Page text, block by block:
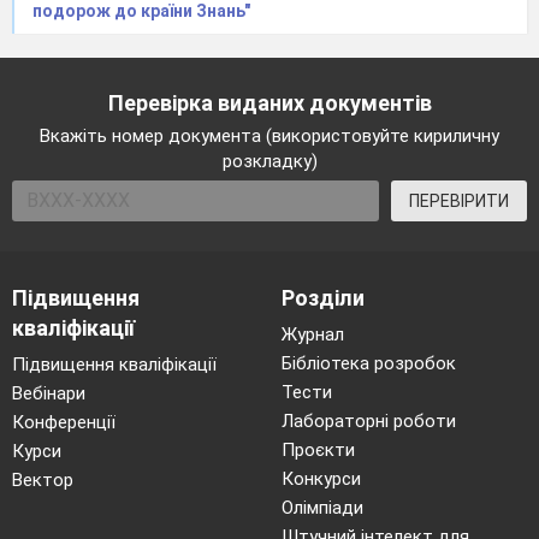
районному конкурсі. Запрошуємо всіх взяти участь.
(Виступ Чорноморець Л.К.)
На цьому наша лінійка завершена, прошу всіх пройти
подорож до країни Знань"
Перевірка виданих документів
Вкажіть номер документа (використовуйте кириличну
розкладку)
ПЕРЕВІРИТИ
Підвищення
кваліфікації
Підвищення кваліфікації
Вебінари
Конференції
Курси
Вектор
Розділи
Журнал
Бібліотека розробок
Тести
Лабораторні роботи
Проєкти
Конкурси
Олімпіади